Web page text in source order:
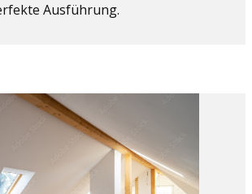
Ausführung.